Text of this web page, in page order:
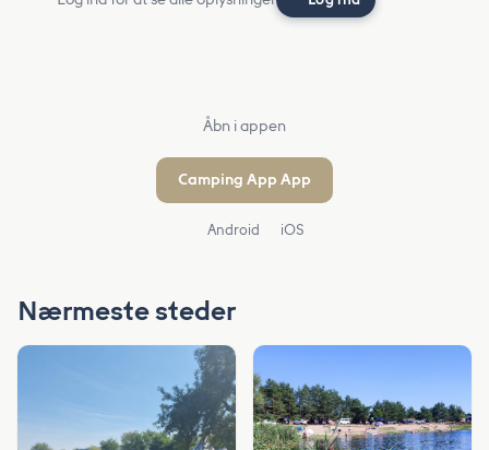
Åbn i appen
Camping App App
Android iOS
Nærmeste steder